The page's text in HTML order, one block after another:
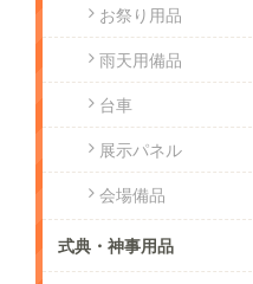
お祭り用品
雨天用備品
台車
展示パネル
会場備品
式典・神事用品